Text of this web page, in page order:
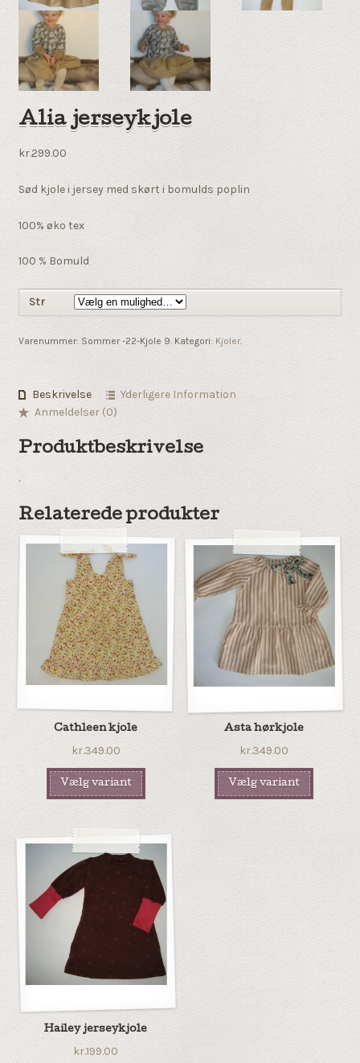
Alia jerseykjole
kr.299.00
Sød kjole i jersey med skørt i bomulds poplin
100% øko tex
100 % Bomuld
Str
Varenummer: Sommer -22-Kjole 9. Kategori: Kjoler.
Beskrivelse
Yderligere Information
Anmeldelser (0)
Produktbeskrivelse
.
Relaterede produkter
Cathleen kjole
kr.349.00
Vælg variant
Asta hørkjole
kr.349.00
Vælg variant
Hailey jerseykjole
kr.199.00